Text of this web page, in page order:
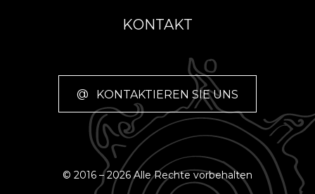
KONTAKT
@ KONTAKTIEREN SIE UNS
© 2016 – 2026 Alle Rechte vorbehalten